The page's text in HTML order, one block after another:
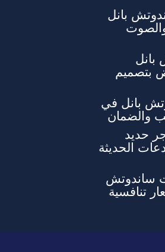
بانل
بتصميم
بانل في
والضمان
حديد
الحديثة
ساندوتش
تنافسية